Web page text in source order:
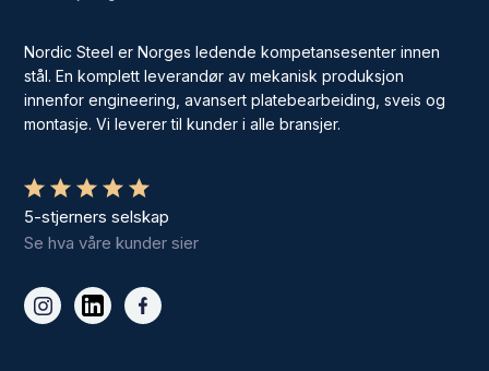
Nordic Steel er Norges ledende kompetansesenter innen
stål. En komplett leverandør av mekanisk produksjon
innenfor engineering, avansert platebearbeiding, sveis og
montasje. Vi leverer til kunder i alle bransjer.
5-stjerners selskap
Se hva våre kunder sier